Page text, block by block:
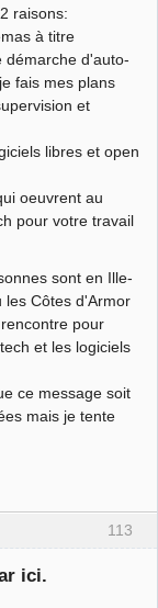
raisons:
à titre
démarche d'auto-
fais mes plans
et
libres et open
oeuvrent au
pour votre travail
sont en Ille-
les Côtes d'Armor
pour
et les logiciels
ce message soit
mais je tente
113
ici.